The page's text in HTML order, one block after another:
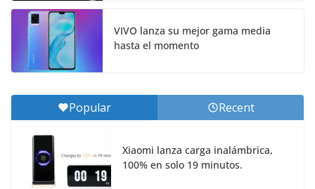
VIVO lanza su mejor gama media
hasta el momento
Popular Recent
Xiaomi lanza carga inalámbrica,
100% en solo 19 minutos.